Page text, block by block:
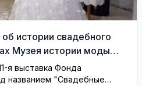
истории свадебного
Музея истории моды
я выставка Фонда
названием "Свадебные